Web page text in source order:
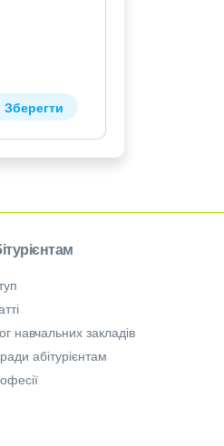
Зберегти
навчальних закладів
абітурієнтам